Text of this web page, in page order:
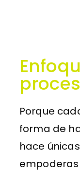
Porque
forma de
hace